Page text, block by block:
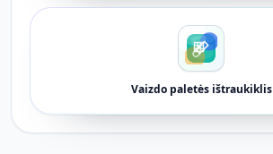
Vaizdo paletės ištraukiklis